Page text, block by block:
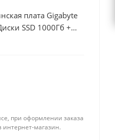
плата Gigabyte
SSD 1000Гб +
при оформлении заказа
интернет-магазин.